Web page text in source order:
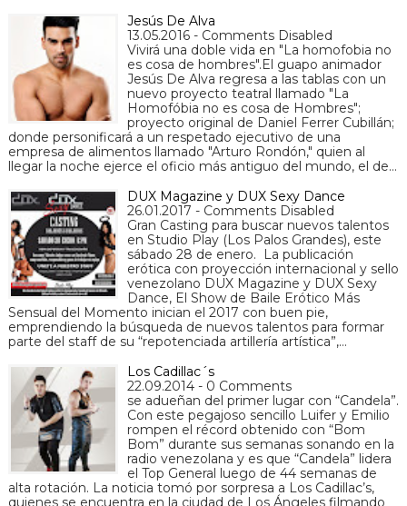
Jesús De Alva
13.05.2016 - Comments Disabled
Vivirá una doble vida en "La homofobia no
es cosa de hombres". ​El guapo animador
Jesús De Alva regresa a las tablas con un
nuevo proyecto teatral llamado "La
Homofóbia no es cosa de Hombres";
proyecto original de Daniel Ferrer Cubillán;
donde personificará a un respetado ejecutivo de una
empresa de alimentos llamado "Arturo Rondón," quien al
llegar la noche ejerce el oficio más antiguo del mundo, el de…
DUX Magazine y DUX Sexy Dance
26.01.2017 - Comments Disabled
Gran Casting para buscar nuevos talentos
en Studio Play (Los Palos Grandes), este
sábado 28 de enero. La publicación
erótica con proyección internacional y sello
venezolano DUX Magazine y DUX Sexy
Dance, El Show de Baile Erótico Más
Sensual del Momento inician el 2017 con buen pie,
emprendiendo la búsqueda de nuevos talentos para formar
parte del staff de su “repotenciada artillería artística”,…
Los Cadillac´s
22.09.2014 - 0 Comments
se adueñan del primer lugar con “Candela”.
Con este pegajoso sencillo Luifer y Emilio
rompen el récord obtenido con “Bom
Bom” durante sus semanas sonando en la
radio venezolana y es que “Candela” lidera
el Top General luego de 44 semanas de
alta rotación. La noticia tomó por sorpresa a Los Cadillac’s,
quienes se encuentra en la ciudad de Los Ángeles filmando